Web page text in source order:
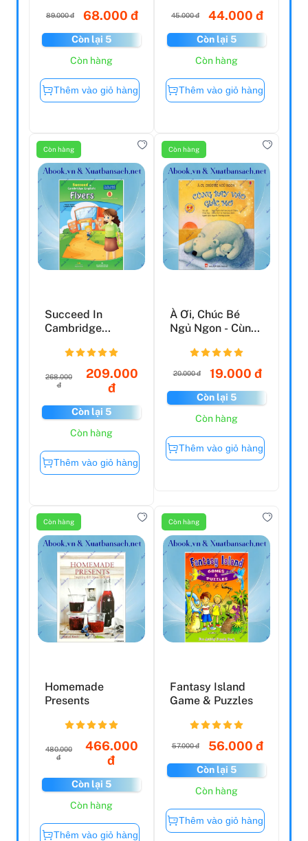
89.000 đ 68.000 đ
Còn lại 5
Còn hàng
Thêm vào giỏ hàng
45.000 đ 44.000 đ
Còn lại 5
Còn hàng
Thêm vào giỏ hàng
Còn hàng
Succeed In
Cambridge
268.000
đ
209.000
đ
Còn lại 5
Còn hàng
Thêm vào giỏ hàng
Còn hàng
À Ơi, Chúc Bé
Ngủ Ngon - Cùng
(Tái...
20.000 đ 19.000 đ
Còn lại 5
Còn hàng
Thêm vào giỏ hàng
Còn hàng
Homemade
Presents
480.000
đ
466.000
đ
Còn lại 5
Còn hàng
Thêm vào giỏ hàng
Còn hàng
Fantasy Island
Game & Puzzles
57.000 đ 56.000 đ
Còn lại 5
Còn hàng
Thêm vào giỏ hàng